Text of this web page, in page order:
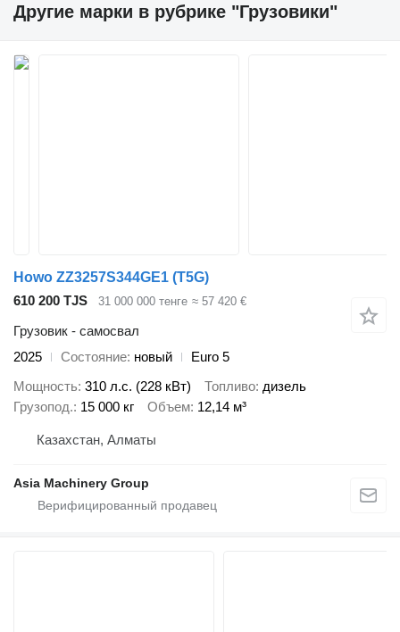
Другие марки в рубрике "Грузовики"
Howo ZZ3257S344GE1 (T5G)
610 200 TJS
31 000 000 тенге ≈ 57 420 €
Грузовик - самосвал
2025
Состояние новый
Euro 5
Мощность 310 л.с. (228 кВт) Топливо дизель
Грузопод. 15 000 кг Объем 12,14 м³
Казахстан, Алматы
Asia Machinery Group